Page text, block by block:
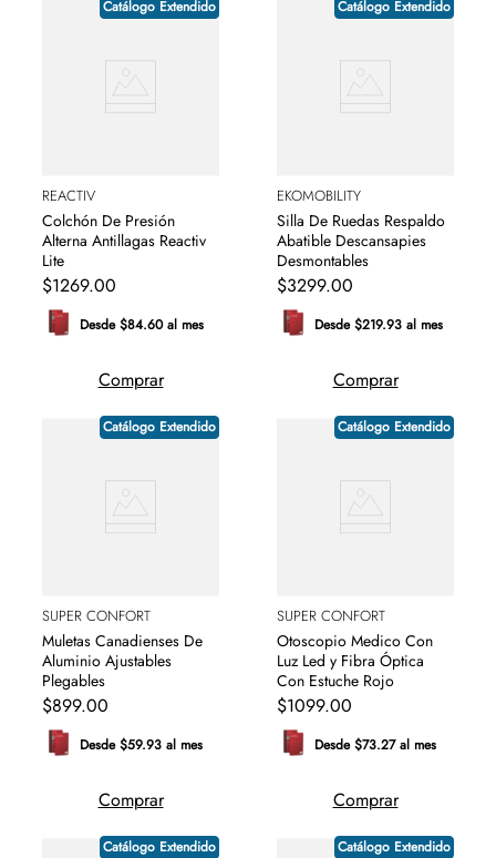
Catálogo Extendido
REACTIV
Colchón De Presión
Alterna Antillagas Reactiv
Lite
$1269.00
Desde $84.60 al mes
Comprar
Catálogo Extendido
EKOMOBILITY
Silla De Ruedas Respaldo
Abatible Descansapies
Desmontables
$3299.00
Desde $219.93 al mes
Comprar
Catálogo Extendido
SUPER CONFORT
Muletas Canadienses De
Aluminio Ajustables
Plegables
$899.00
Desde $59.93 al mes
Comprar
Catálogo Extendido
SUPER CONFORT
Otoscopio Medico Con
Luz Led y Fibra Óptica
Con Estuche Rojo
$1099.00
Desde $73.27 al mes
Comprar
Catálogo Extendido Catálogo Extendido